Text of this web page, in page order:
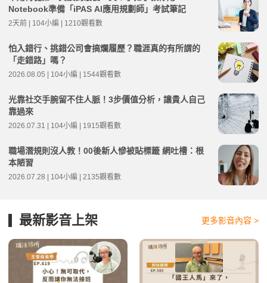
Notebook準備「iPAS AI應用規劃師」考試筆記
2天前 | 104小編 | 1210觀看數
怕入錯行、挑錯公司會搞爛履歷？職涯真的有所謂的
「走錯路」嗎？
2026.08.05 | 104小編 | 1544觀看數
光靠社交手腕留不住人脈！3步價值分析，讓貴人自己
靠過來
2026.07.31 | 104小編 | 1915觀看數
職場潛規則沒人教！00後新人慘被貼標籤 網吐槽：根
本陋習
2026.07.28 | 104小編 | 2135觀看數
最新影音上架 更多影音內容 >